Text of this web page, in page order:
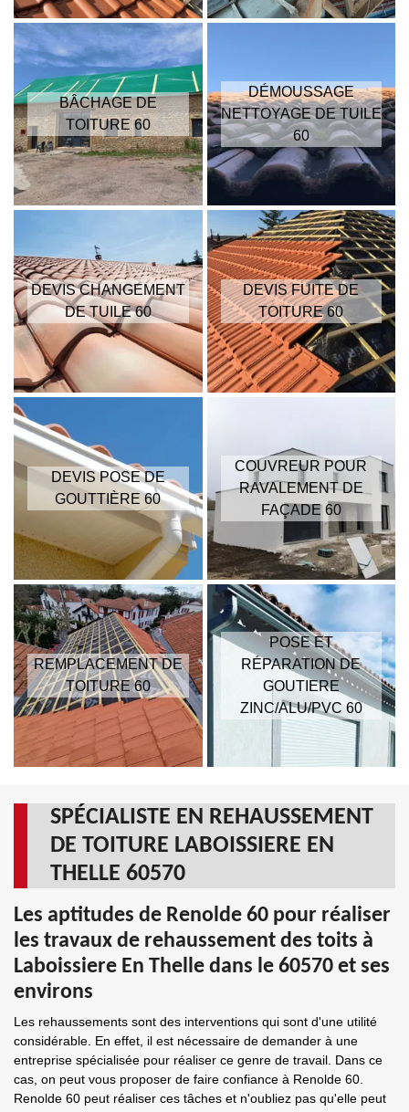
BÂCHAGE DE
TOITURE 60
DÉMOUSSAGE
NETTOYAGE DE TUILE
60
DEVIS CHANGEMENT
DE TUILE 60
DEVIS FUITE DE
TOITURE 60
DEVIS POSE DE
GOUTTIÈRE 60
COUVREUR POUR
RAVALEMENT DE
FAÇADE 60
REMPLACEMENT DE
TOITURE 60
POSE ET
RÉPARATION DE
GOUTIERE
ZINC/ALU/PVC 60
SPÉCIALISTE EN REHAUSSEMENT
DE TOITURE LABOISSIERE EN
THELLE 60570
Les aptitudes de Renolde 60 pour réaliser
les travaux de rehaussement des toits à
Laboissiere En Thelle dans le 60570 et ses
environs
Les rehaussements sont des interventions qui sont d'une utilité
considérable. En effet, il est nécessaire de demander à une
entreprise spécialisée pour réaliser ce genre de travail. Dans ce
cas, on peut vous proposer de faire confiance à Renolde 60.
Renolde 60 peut réaliser ces tâches et n'oubliez pas qu'elle peut